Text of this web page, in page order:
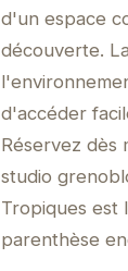
d'un espace
découverte.
d'accéder
Réservez dès
studio
Tropiques est
parenthèse